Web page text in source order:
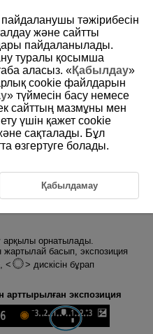
қатысты суреттерді
экспозиция компенсациясын
болады.
режимдерінде қолжетімді.
Av M
компенсациясын
арқылы орнатылады.
жартылай басып, экспозиция
дискісін бұрап
арттырылған экспозиция
тәжірибесін
және сайтты
пайдаланылады.
туралы қосымша
аласыз. «Қабылдау»
cookie файлдарын
» түймесін басу немесе
сайттың мазмұны мен
үшін қажет cookie
сақталады. Бұл
өзгертуге болады.
Қабылдамау